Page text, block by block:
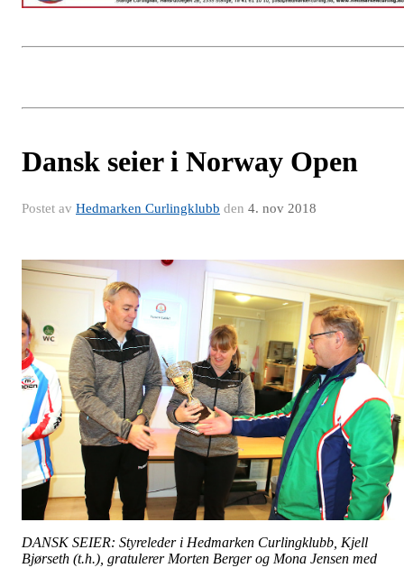
Dansk seier i Norway Open
Postet av Hedmarken Curlingklubb den 4. nov 2018
DANSK SEIER: Styreleder i Hedmarken Curlingklubb, Kjell
Bjørseth (t.h.), gratulerer Morten Berger og Mona Jensen med